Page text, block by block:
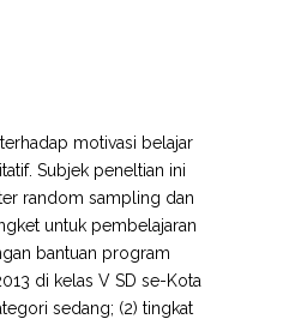
motivasi belajar
Subjek peneltian ini
random sampling dan
untuk pembelajaran
bantuan program
di kelas V SD se-Kota
sedang; (2) tingkat